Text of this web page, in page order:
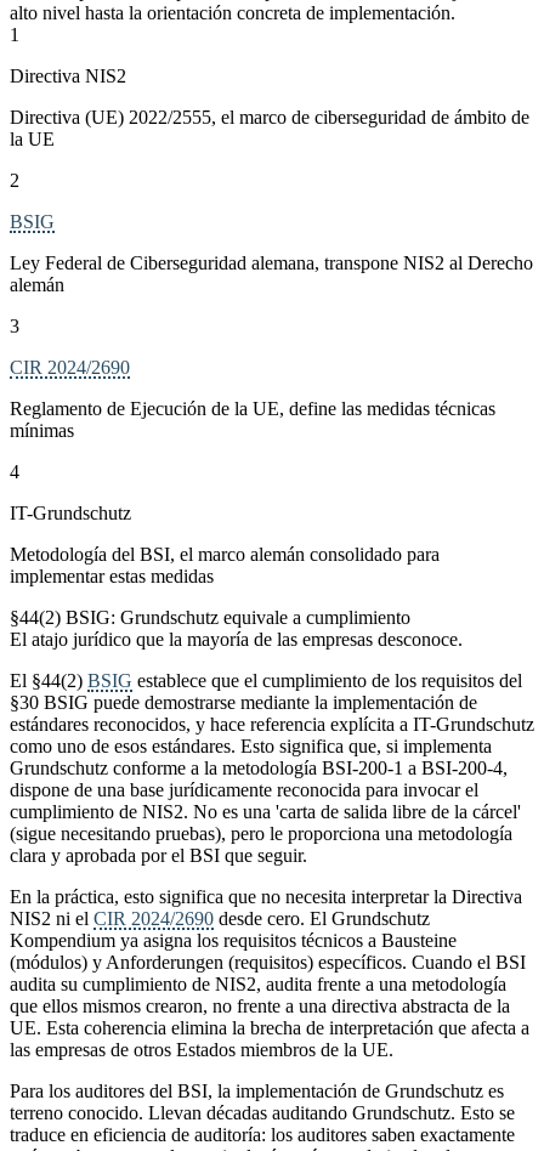
alto nivel hasta la orientación concreta de implementación.
1
Directiva NIS2
Directiva (UE) 2022/2555, el marco de ciberseguridad de ámbito de
la UE
2
BSIG
Ley Federal de Ciberseguridad alemana, transpone NIS2 al Derecho
alemán
3
CIR 2024/2690
Reglamento de Ejecución de la UE, define las medidas técnicas
mínimas
4
IT-Grundschutz
Metodología del BSI, el marco alemán consolidado para
implementar estas medidas
§44(2) BSIG: Grundschutz equivale a cumplimiento
El atajo jurídico que la mayoría de las empresas desconoce.
El §44(2) BSIG establece que el cumplimiento de los requisitos del
§30 BSIG puede demostrarse mediante la implementación de
estándares reconocidos, y hace referencia explícita a IT-Grundschutz
como uno de esos estándares. Esto significa que, si implementa
Grundschutz conforme a la metodología BSI-200-1 a BSI-200-4,
dispone de una base jurídicamente reconocida para invocar el
cumplimiento de NIS2. No es una 'carta de salida libre de la cárcel'
(sigue necesitando pruebas), pero le proporciona una metodología
clara y aprobada por el BSI que seguir.
En la práctica, esto significa que no necesita interpretar la Directiva
NIS2 ni el CIR 2024/2690 desde cero. El Grundschutz
Kompendium ya asigna los requisitos técnicos a Bausteine
(módulos) y Anforderungen (requisitos) específicos. Cuando el BSI
audita su cumplimiento de NIS2, audita frente a una metodología
que ellos mismos crearon, no frente a una directiva abstracta de la
UE. Esta coherencia elimina la brecha de interpretación que afecta a
las empresas de otros Estados miembros de la UE.
Para los auditores del BSI, la implementación de Grundschutz es
terreno conocido. Llevan décadas auditando Grundschutz. Esto se
traduce en eficiencia de auditoría: los auditores saben exactamente